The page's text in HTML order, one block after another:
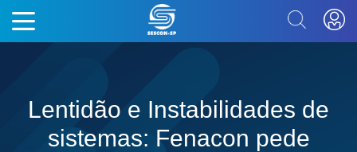
Lentidão e Instabilidades de
sistemas: Fenacon pede